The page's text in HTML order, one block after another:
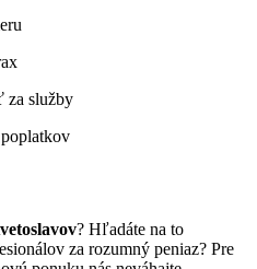
za služby
? Hľadáte na to
za rozumný peniaz? Pre